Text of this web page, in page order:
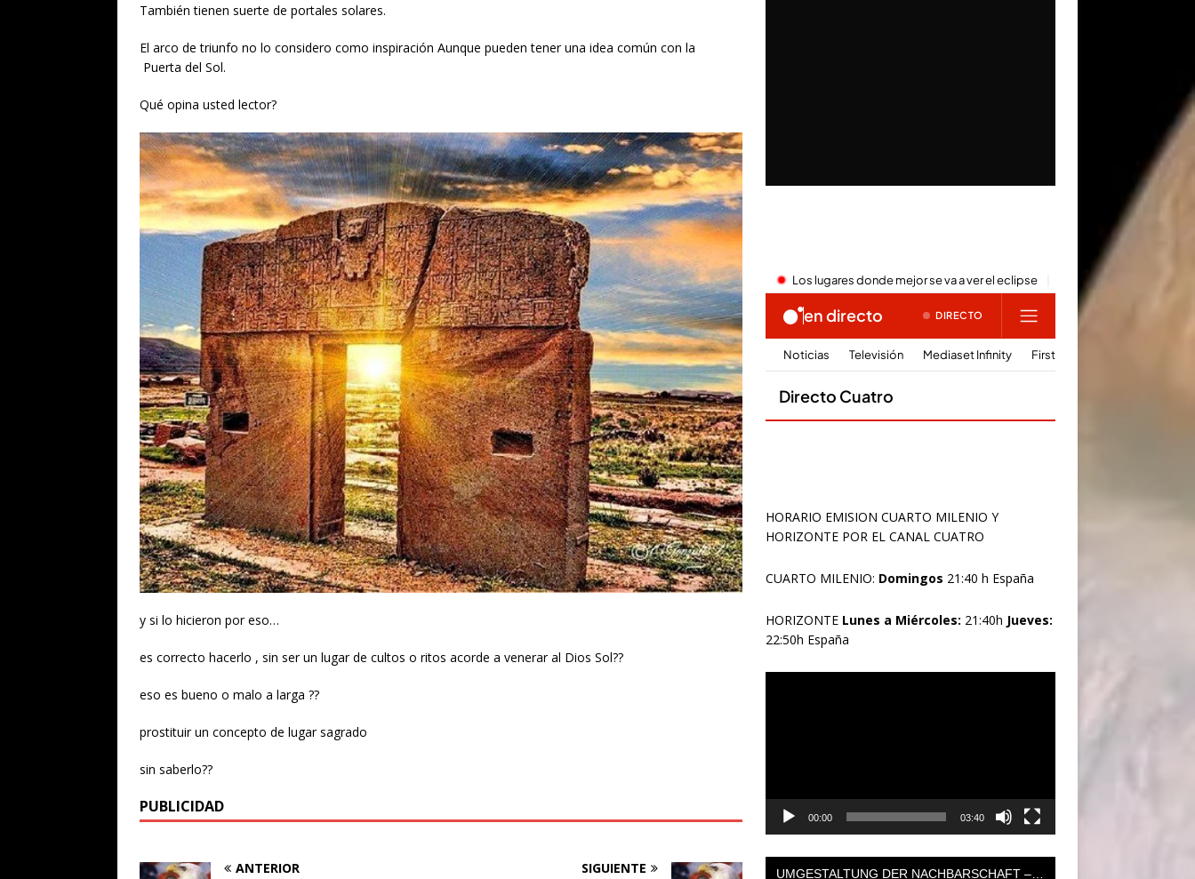
También tienen suerte de portales solares.
El arco de triunfo no lo considero como inspiración Aunque pueden tener una idea común con la
Puerta del Sol.
Qué opina usted lector?
y si lo hicieron por eso…
es correcto hacerlo , sin ser un lugar de cultos o ritos acorde a venerar al Dios Sol??
eso es bueno o malo a larga ??
prostituir un concepto de lugar sagrado
sin saberlo??
PUBLICIDAD
ANTERIOR SIGUIENTE
HORARIO EMISION CUARTO MILENIO Y
HORIZONTE POR EL CANAL CUATRO
CUARTO MILENIO: Domingos 21:40 h España
HORIZONTE Lunes a Miércoles: 21:40h Jueves:
22:50h España
00:00 03:40